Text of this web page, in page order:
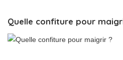
Quelle confiture pour